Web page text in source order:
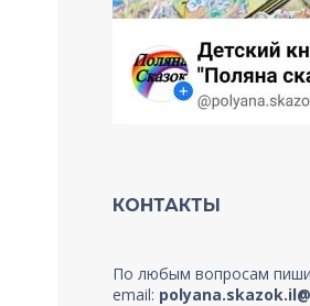
КОНТАКТЫ
По любым вопросам
email: